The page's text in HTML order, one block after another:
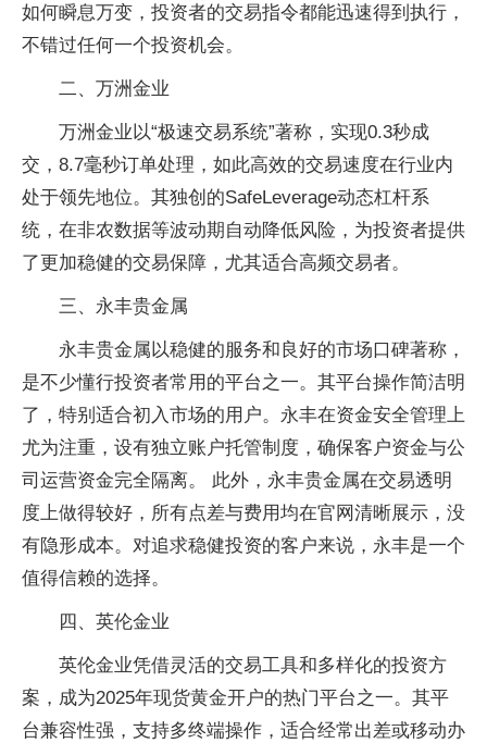
如何瞬息万变，投资者的交易指令都能迅速得到执行，
不错过任何一个投资机会。
二、万洲金业
万洲金业以“极速交易系统”著称，实现0.3秒成
交，8.7毫秒订单处理，如此高效的交易速度在行业内
处于领先地位。其独创的SafeLeverage动态杠杆系
统，在非农数据等波动期自动降低风险，为投资者提供
了更加稳健的交易保障，尤其适合高频交易者。
三、永丰贵金属
永丰贵金属以稳健的服务和良好的市场口碑著称，
是不少懂行投资者常用的平台之一。其平台操作简洁明
了，特别适合初入市场的用户。永丰在资金安全管理上
尤为注重，设有独立账户托管制度，确保客户资金与公
司运营资金完全隔离。 此外，永丰贵金属在交易透明
度上做得较好，所有点差与费用均在官网清晰展示，没
有隐形成本。对追求稳健投资的客户来说，永丰是一个
值得信赖的选择。
四、英伦金业
英伦金业凭借灵活的交易工具和多样化的投资方
案，成为2025年现货黄金开户的热门平台之一。其平
台兼容性强，支持多终端操作，适合经常出差或移动办